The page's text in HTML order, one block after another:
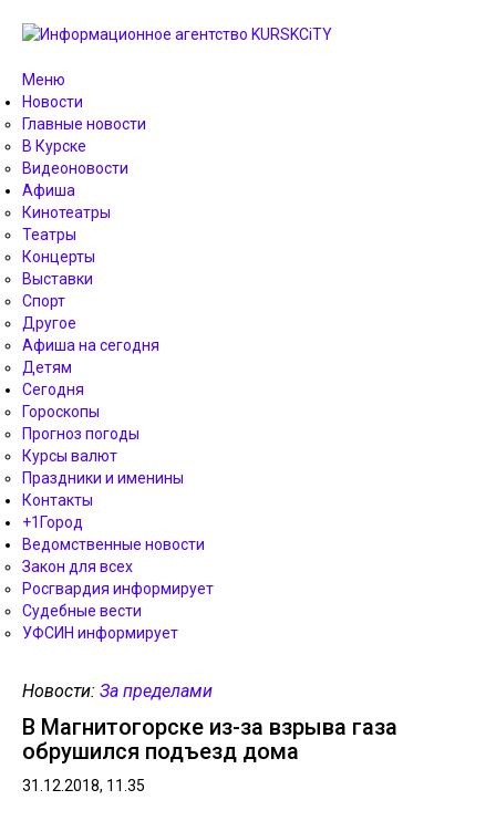
Меню
Новости
Главные новости
В Курске
Видеоновости
Афиша
Кинотеатры
Театры
Концерты
Выставки
Спорт
Другое
Афиша на сегодня
Детям
Сегодня
Гороскопы
Прогноз погоды
Курсы валют
Праздники и именины
Контакты
+1Город
Ведомственные новости
Закон для всех
Росгвардия информирует
Судебные вести
УФСИН информирует
Новости: За пределами
В Магнитогорске из-за взрыва газа
обрушился подъезд дома
31.12.2018, 11.35